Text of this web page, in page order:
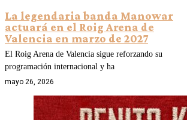
La legendaria banda Manowar
actuará en el Roig Arena de
Valencia en marzo de 2027
El Roig Arena de Valencia sigue reforzando su
programación internacional y ha
mayo 26, 2026